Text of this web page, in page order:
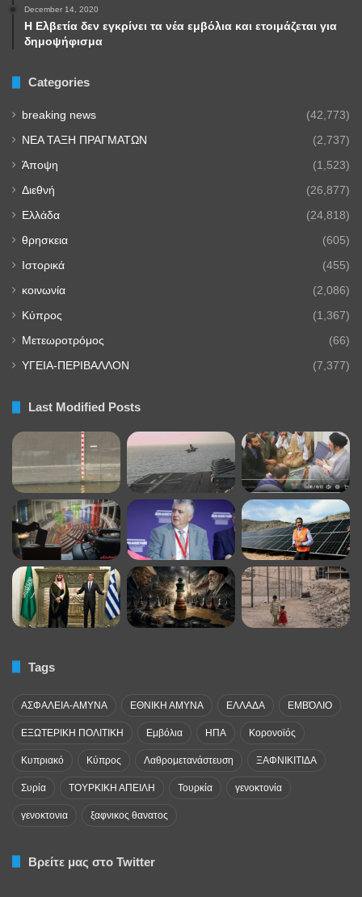
December 14, 2020
Η Ελβετία δεν εγκρίνει τα νέα εμβόλια και ετοιμάζεται για
δημοψήφισμα
Categories
breaking news (42,773)
NEA TAΞΗ ΠΡΑΓΜΑΤΩΝ (2,737)
Άποψη (1,523)
Διεθνή (26,877)
Ελλάδα (24,818)
θρησκεια (605)
Ιστορικά (455)
κοινωνία (2,086)
Κύπρος (1,367)
Μετεωροτρόμος (66)
ΥΓΕΙΑ-ΠΕΡΙΒΑΛΛΟΝ (7,377)
Last Modified Posts
Tags
ΑΣΦΑΛΕΙΑ-ΑΜΥΝΑ ΕΘΝΙΚΗ ΑΜΥΝΑ ΕΛΛΑΔΑ ΕΜΒΌΛΙΟ
ΕΞΩΤΕΡΙΚΗ ΠΟΛΙΤΙΚΗ Εμβόλια ΗΠΑ Κορονοϊός
Κυπριακό Κύπρος Λαθρομετανάστευση ΞΑΦΝΙΚΙΤΙΔΑ
Συρία ΤΟΥΡΚΙΚΗ ΑΠΕΙΛΗ Τουρκία γενοκτονία
γενοκτονια ξαφνικος θανατος
Βρείτε μας στο Twitter